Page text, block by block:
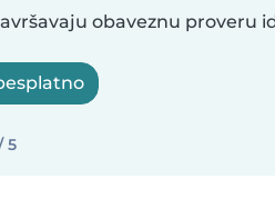
obaveznu proveru
5